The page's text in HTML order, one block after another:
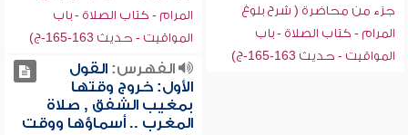
جزء من محاضرة ( شرح بلوغ
المرام - كتاب الصلاة - باب
المواقيت - حديث 163-165-ج)
المرام - كتاب الصلاة - باب
المواقيت - حديث 163-165-ج)
الفهرس:القول
الأول: خروج وقتها
بمغيب الشفق , صلاة
المغرب .. أسماؤها ووقت